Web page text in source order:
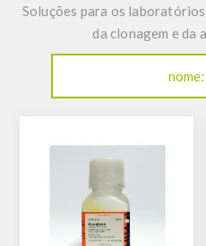
Soluções para os
da clonagem e da